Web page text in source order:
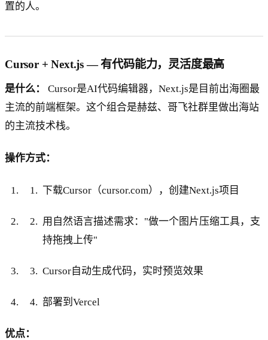
置的人。
Cursor + Next.js — 有代码能力，灵活度最高
是什么：
Cursor是AI代码编辑器，Next.js是目前出海圈最
主流的前端框架。这个组合是赫兹、哥飞社群里做出海站
的主流技术栈。
操作方式：
下载Cursor（cursor.com），创建Next.js项目
用自然语言描述需求："做一个图片压缩工具，支
持拖拽上传"
Cursor自动生成代码，实时预览效果
部署到Vercel
优点：